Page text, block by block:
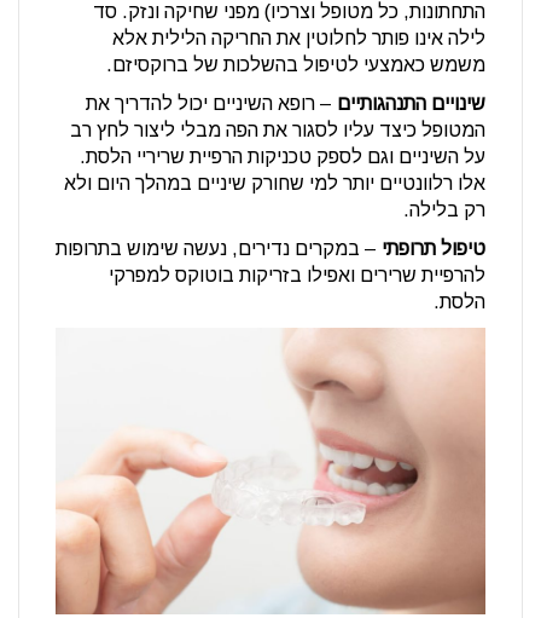
התחתונות, כל מטופל וצרכיו) מפני שחיקה ונזק. סד
לילה אינו פותר לחלוטין את החריקה הלילית אלא
משמש כאמצעי לטיפול בהשלכות של ברוקסיזם.
שינויים התנהגותיים – רופא השיניים יכול להדריך את
המטופל כיצד עליו לסגור את הפה מבלי ליצור לחץ רב
על השיניים וגם לספק טכניקות הרפיית שריריי הלסת.
אלו רלוונטיים יותר למי שחורק שיניים במהלך היום ולא
רק בלילה.
טיפול תרופתי – במקרים נדירים, נעשה שימוש בתרופות
להרפיית שרירים ואפילו בזריקות בוטוקס למפרקי
הלסת.